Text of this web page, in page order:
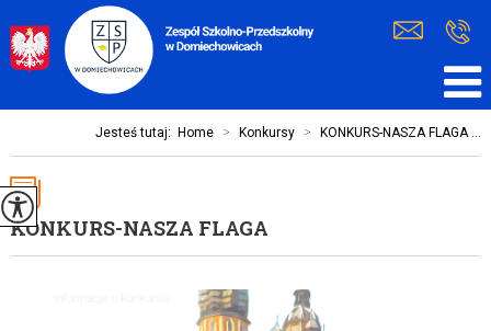
Jesteś tutaj: Home > Konkursy > KONKURS-NASZA FLAGA ...
KONKURS-NASZA FLAGA